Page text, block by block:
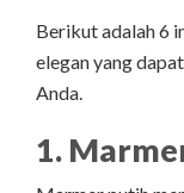
Berikut adalah 6
elegan yang
Anda.
1.